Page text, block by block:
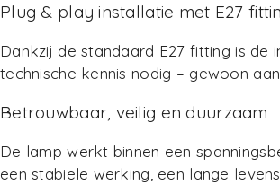
Plug & play installatie met E27
Dankzij de standaard E27 fitting is
technische kennis nodig – gewoon
Betrouwbaar, veilig en duurzaam
De lamp werkt binnen een
een stabiele werking, een lange